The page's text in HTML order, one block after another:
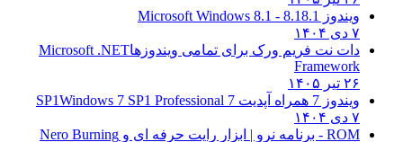
ویندوز 8.1
8.1 - Microsoft Windows 8.1
۷ دی ۱۴۰۴
دات نت فریم ورک برای تمامی ویندوزهاMicrosoft .NET
Framework
۲۶ تیر ۱۴۰۵
ویندوز 7 همراه آپدیت 7 SP1
Windows 7 SP1 Professional
۷ دی ۱۴۰۴
ROM - برنامه نرو | ابزار رایت حرفه ای و
Nero Burning